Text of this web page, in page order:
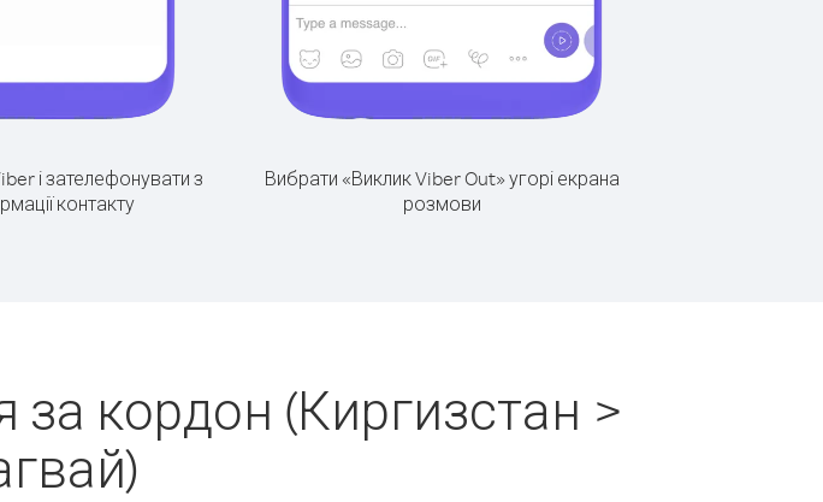
і зателефонувати з
контакту
Вибрати «Виклик Viber Out» угорі екрана
розмови
кордон (Киргизстан >